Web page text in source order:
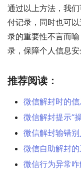
通过以上方法，我
付记录，同时也可
录的重要性不言而
录，保障个人信息安
推荐阅读：
微信解封时的
微信解封提示“
微信解封输错
微信自助解封的
微信行为异常咋